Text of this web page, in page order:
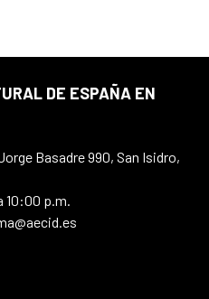
DE ESPAÑA EN
Basadre 990, San Isidro,
10:00 p.m.